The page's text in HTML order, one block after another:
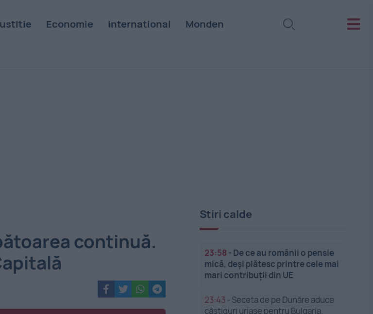
Economie International Monden
continuă.
Stiri calde
23:58 - De ce au românii o pensie
mică, deși plătesc printre cele mai
mari contribuții din UE
23:43 - Seceta de pe Dunăre aduce
câștiguri uriașe pentru Bulgaria.